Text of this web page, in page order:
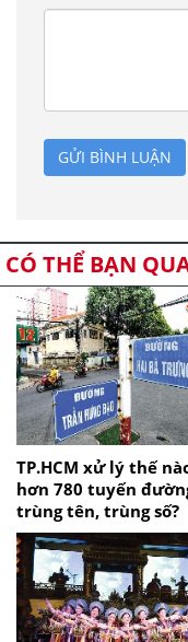
GỬI BÌNH LUẬN
CÓ THỂ BẠN
TP.HCM xử lý thế
hơn 780 tuyến
trùng tên, trùng số?